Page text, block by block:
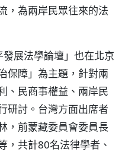
，為兩岸民眾往來的法
展法學論壇」也在北京
保障」為主題，針對兩
、民商事權益、兩岸民
研討。台灣方面出席者
，前蒙藏委員會委員長
，共計80名法律學者、